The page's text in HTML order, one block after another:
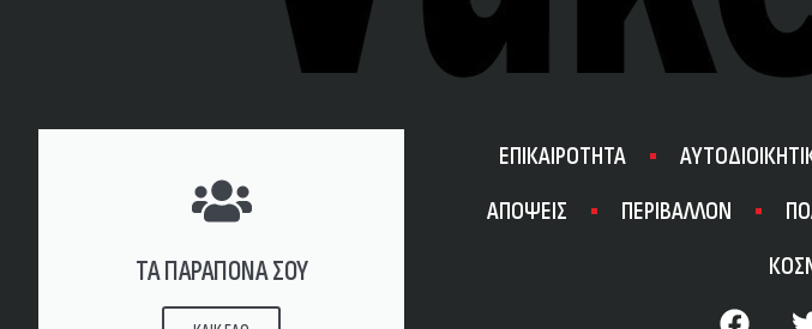
ΤΑ ΠΑΡΑΠΟΝΑ ΣΟΥ
ΕΠΙΚΑΙΡΟΤΗΤΑ
ΑΠΟΨΕΙΣ
ΠΕΡΙΒΑΛΛΟΝ